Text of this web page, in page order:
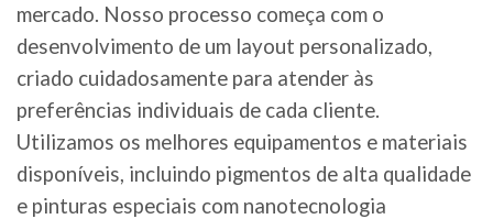
mercado. Nosso processo começa com o
desenvolvimento de um layout personalizado,
criado cuidadosamente para atender às
preferências individuais de cada cliente.
Utilizamos os melhores equipamentos e materiais
disponíveis, incluindo pigmentos de alta qualidade
e pinturas especiais com nanotecnologia